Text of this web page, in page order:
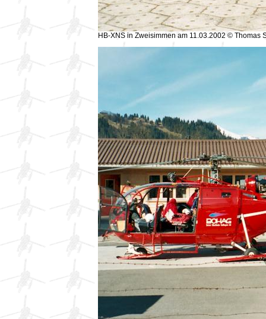
HB-XNS in Zweisimmen am 11.03.2002 © Thomas